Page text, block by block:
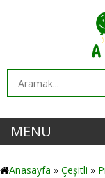
MENU
Anasayfa » Çeşitli »